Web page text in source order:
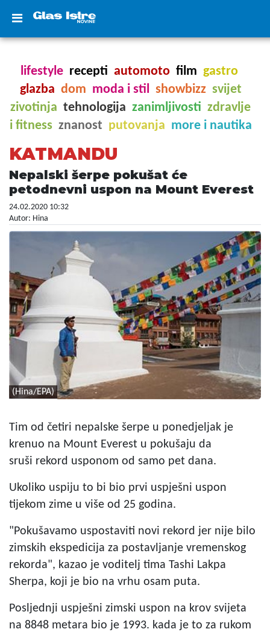
lifestyle recepti automoto film gastro
glazba dom moda i stil showbizz svijet
zivotinja tehnologija zanimljivosti zdravlje
i fitness znanost putovanja more i nautika
KATMANDU
Nepalski šerpe pokušat će
petodnevni uspon na Mount Everest
24.02.2020 10:32
Autor: Hina
(Hina/EPA)
Tim od četiri nepalske šerpe u ponedjeljak je
krenuo na Mount Everest u pokušaju da
sruši rekord usponom od samo pet dana.
Ukoliko uspiju to bi bio prvi uspješni uspon
tijekom zime u više od 25 godina.
"Pokušavamo uspostaviti novi rekord jer nije bilo
zimskih ekspedicija za postavljanje vremenskog
rekorda", kazao je voditelj tima Tashi Lakpa
Sherpa, koji je bio na vrhu osam puta.
Posljednji uspješni zimski uspon na krov svijeta
na 8848 metara bio je 1993. kada je to za rukom